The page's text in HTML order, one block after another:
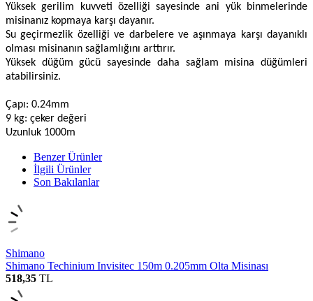
Yüksek gerilim kuvveti özelliği sayesinde ani yük binmelerinde
misinanız kopmaya karşı dayanır.
Su geçirmezlik özelliği ve darbelere ve aşınmaya karşı dayanıklı
olması misinanın sağlamlığını arttırır.
Yüksek düğüm gücü sayesinde daha sağlam misina düğümleri
atabilirsiniz.
Çapı: 0.24mm
9 kg: çeker değeri
Uzunluk 1000m
Benzer Ürünler
İlgili Ürünler
Son Bakılanlar
Shimano
Shimano Techinium Invisitec 150m 0.205mm Olta Misinası
518,35 TL